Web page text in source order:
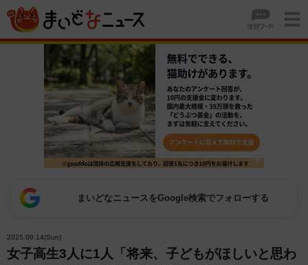
まいどなニュースをGoogle検索でフォローする
2025.09.14(Sun)
女子高生3人に1人「将来、子どもがほしいと思わ